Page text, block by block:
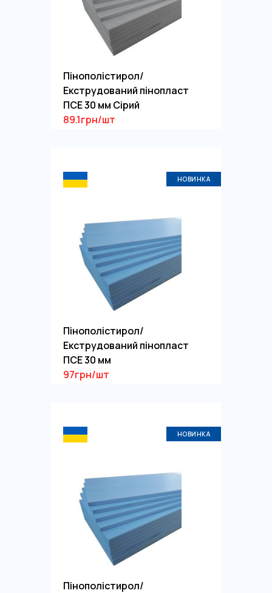
Пінополістирол/
Екструдований пінопласт
ПСЕ 30 мм Сірий
89.1грн/шт
НОВИНКА
Пінополістирол/
Екструдований пінопласт
ПСЕ 30 мм
97грн/шт
НОВИНКА
Пінополістирол/